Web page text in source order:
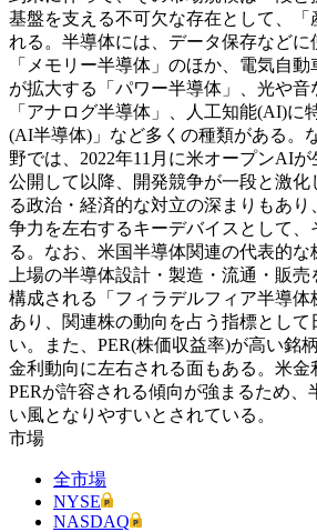
基盤を支える不可欠な存在として、「
れる。半導体には、データ保存などに
「メモリー半導体」のほか、電気自
が拡大する「パワー半導体」、光や音
「アナログ半導体」、人工知能(AI)に
(AI半導体)」など多くの種類がある。
野では、2022年11月に米オープンAIが
公開して以降、開発競争が一段と激化
る政治・経済的な対立の深まりもあ
争力を左右するキーデバイスとして、
る。なお、米国半導体関連の代表的な
上場の半導体設計・製造・流通・販
構成される「フィラデルフィア半導体
あり、関連株の動向を占う指標として
い。また、PER(株価収益率)が高い銘
金利動向に左右される面もある。米金
PERが許容される傾向が強まるため、
い風となりやすいとされている。
市場
全市場
NYSE
NASDAQ